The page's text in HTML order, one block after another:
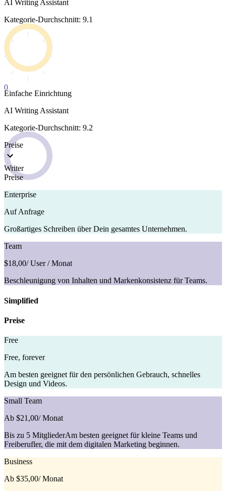
AI Writing Assistant
Kategorie-Durchschnitt: 9.1
0
Einfache Einrichtung
AI Writing Assistant
Kategorie-Durchschnitt: 9.2
Preise
Writer
Preise
Enterprise
Auf Anfrage
Großartiges Schreiben über Dein gesamtes Unternehmen.
Team
$18,00/ User / Monat
Beschleunigung von Inhalten und Markenkonsistenz für Teams.
Simplified
Preise
Free
Free, forever
Am besten geeignet für den persönlichen Gebrauch, schnelles
Design und Videos.
Small Team
Ab $21,00/ Monat
Bis zu 5 MitgliederAm besten geeignet für kleine Teams und
Freiberufler, die mit dem digitalen Marketing beginnen.
Business
Ab $35,00/ Monat